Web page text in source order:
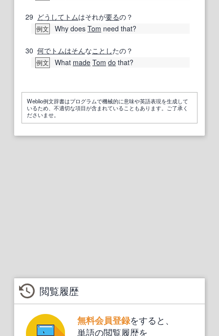
29 どうして トムはそれが要るの？
例文 Why does Tom need that?
30 何で トムはそんなことしたの？
例文 What made Tom do that?
Weblio例文辞書はプログラムで機械的に意味や英語表現を生成して
いるため、不適切な項目が含まれていることもあります。ご了承く
ださいませ。
閲覧履歴
無料会員登録をすると、
単語の閲覧履歴を